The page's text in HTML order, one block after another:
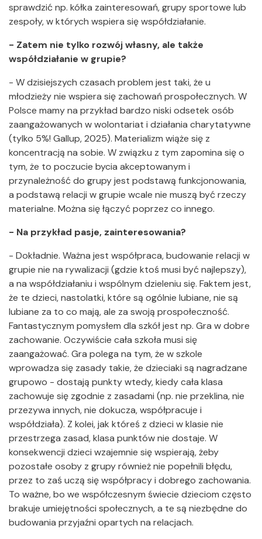
sprawdzić np. kółka zainteresowań, grupy sportowe lub
zespoły, w których wspiera się współdziałanie.
- Zatem nie tylko rozwój własny, ale także
współdziałanie w grupie?
- W dzisiejszych czasach problem jest taki, że u
młodzieży nie wspiera się zachowań prospołecznych. W
Polsce mamy na przykład bardzo niski odsetek osób
zaangażowanych w wolontariat i działania charytatywne
(tylko 5%! Gallup, 2025). Materializm wiąże się z
koncentracją na sobie. W związku z tym zapomina się o
tym, że to poczucie bycia akceptowanym i
przynależność do grupy jest podstawą funkcjonowania,
a podstawą relacji w grupie wcale nie muszą być rzeczy
materialne. Można się łączyć poprzez co innego.
- Na przykład pasje, zainteresowania?
- Dokładnie. Ważna jest współpraca, budowanie relacji w
grupie nie na rywalizacji (gdzie ktoś musi być najlepszy),
a na współdziałaniu i wspólnym dzieleniu się. Faktem jest,
że te dzieci, nastolatki, które są ogólnie lubiane, nie są
lubiane za to co mają, ale za swoją prospołeczność.
Fantastycznym pomysłem dla szkół jest np. Gra w dobre
zachowanie. Oczywiście cała szkoła musi się
zaangażować. Gra polega na tym, że w szkole
wprowadza się zasady takie, że dzieciaki są nagradzane
grupowo - dostają punkty wtedy, kiedy cała klasa
zachowuje się zgodnie z zasadami (np. nie przeklina, nie
przezywa innych, nie dokucza, współpracuje i
współdziała). Z kolei, jak któreś z dzieci w klasie nie
przestrzega zasad, klasa punktów nie dostaje. W
konsekwencji dzieci wzajemnie się wspierają, żeby
pozostałe osoby z grupy również nie popełnili błędu,
przez to zaś uczą się współpracy i dobrego zachowania.
To ważne, bo we współczesnym świecie dzieciom często
brakuje umiejętności społecznych, a te są niezbędne do
budowania przyjaźni opartych na relacjach.